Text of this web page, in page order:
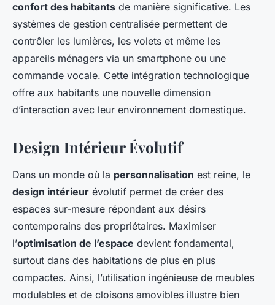
confort des habitants de manière significative. Les
systèmes de gestion centralisée permettent de
contrôler les lumières, les volets et même les
appareils ménagers via un smartphone ou une
commande vocale. Cette intégration technologique
offre aux habitants une nouvelle dimension
d’interaction avec leur environnement domestique.
Design Intérieur Évolutif
Dans un monde où la personnalisation est reine, le
design intérieur évolutif permet de créer des
espaces sur-mesure répondant aux désirs
contemporains des propriétaires. Maximiser
l’optimisation de l’espace devient fondamental,
surtout dans des habitations de plus en plus
compactes. Ainsi, l’utilisation ingénieuse de meubles
modulables et de cloisons amovibles illustre bien